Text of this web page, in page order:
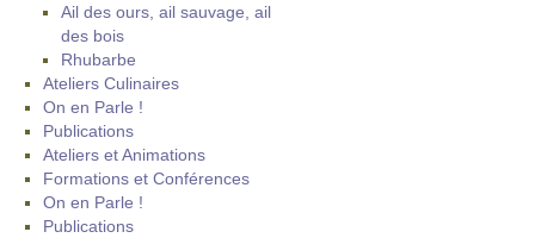
Ail des ours, ail sauvage, ail
des bois
Rhubarbe
Ateliers Culinaires
On en Parle !
Publications
Ateliers et Animations
Formations et Conférences
On en Parle !
Publications